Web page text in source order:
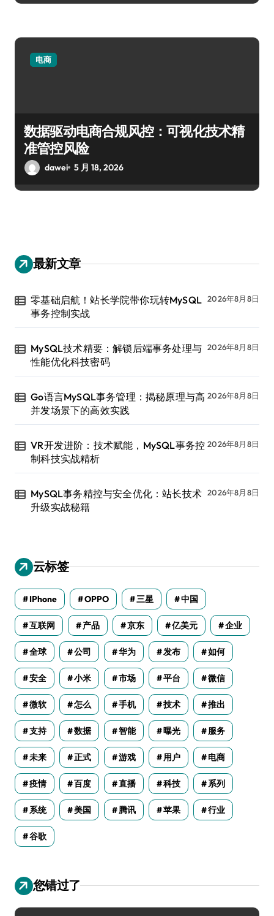
电商
数据驱动电商合规风控：可视化技术精
准管控风险
dawei 5 月 18, 2026
最新文章
零基础启航！站长学院带你玩转MySQL
事务控制实战
2026年8月8日
MySQL技术精要：解锁后端事务处理与
性能优化科技密码
2026年8月8日
Go语言MySQL事务管理：揭秘原理与高
并发场景下的高效实践
2026年8月8日
VR开发进阶：技术赋能，MySQL事务控
制科技实战精析
2026年8月8日
MySQL事务精控与安全优化：站长技术
升级实战秘籍
2026年8月8日
云标签
IPhone OPPO 三星 中国
互联网 产品 京东 亿美元 企业
全球 公司 华为 发布 如何
安全 小米 市场 平台 微信
微软 怎么 手机 技术 推出
支持 数据 智能 曝光 服务
未来 正式 游戏 用户 电商
疫情 百度 直播 科技 系列
系统 美国 腾讯 苹果 行业
谷歌
您错过了